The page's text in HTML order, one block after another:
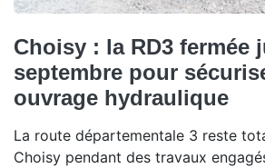
Choisy : la RD3 fermée
septembre pour
ouvrage hydraulique
La route départementale 3 reste
Choisy pendant des travaux